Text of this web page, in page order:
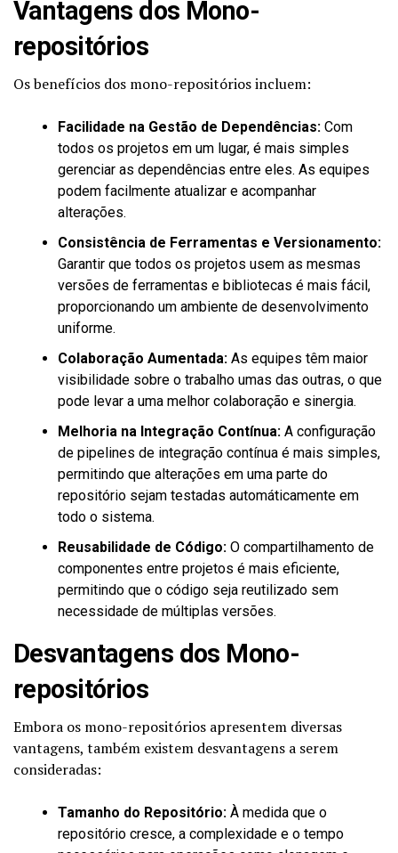
Vantagens dos Mono-
repositórios
Os benefícios dos mono-repositórios incluem:
Facilidade na Gestão de Dependências: Com
todos os projetos em um lugar, é mais simples
gerenciar as dependências entre eles. As equipes
podem facilmente atualizar e acompanhar
alterações.
Consistência de Ferramentas e Versionamento:
Garantir que todos os projetos usem as mesmas
versões de ferramentas e bibliotecas é mais fácil,
proporcionando um ambiente de desenvolvimento
uniforme.
Colaboração Aumentada: As equipes têm maior
visibilidade sobre o trabalho umas das outras, o que
pode levar a uma melhor colaboração e sinergia.
Melhoria na Integração Contínua: A configuração
de pipelines de integração contínua é mais simples,
permitindo que alterações em uma parte do
repositório sejam testadas automáticamente em
todo o sistema.
Reusabilidade de Código: O compartilhamento de
componentes entre projetos é mais eficiente,
permitindo que o código seja reutilizado sem
necessidade de múltiplas versões.
Desvantagens dos Mono-
repositórios
Embora os mono-repositórios apresentem diversas
vantagens, também existem desvantagens a serem
consideradas:
Tamanho do Repositório: À medida que o
repositório cresce, a complexidade e o tempo